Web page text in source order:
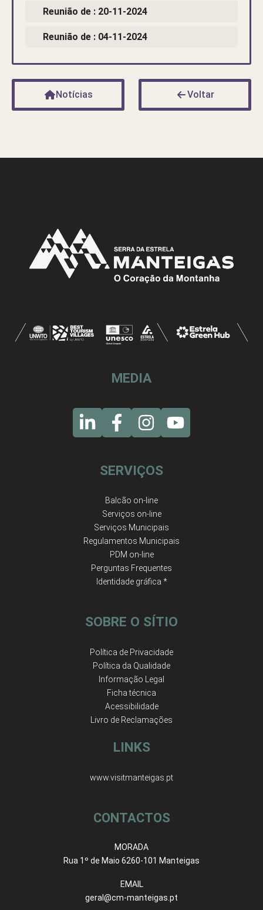
Reunião de : 20-11-2024
Reunião de : 04-11-2024
Notícias Voltar
MEDIA
SERVIÇOS
Balcão on-line
Serviços on-line
Serviços Municipais
Regulamentos Municipais
PDM on-line
Perguntas Frequentes
Identidade gráfica *
SOBRE O SÍTIO
Política de Privacidade
Política da Qualidade
Informação Legal
Ficha técnica
Acessibilidade
Livro de Reclamações
LINKS
www.visitmanteigas.pt
CONTACTOS
MORADA
Rua 1º de Maio 6260-101 Manteigas
EMAIL
geral@cm-manteigas.pt